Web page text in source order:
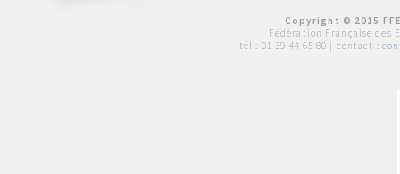
Copyright © 2015
Fédération Française des
tél : 01 39 44 65 80 | contact :